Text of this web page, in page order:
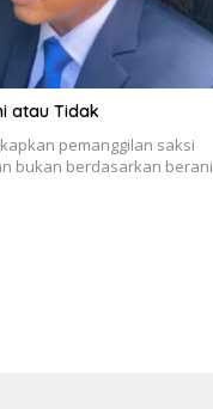
atau Tidak
pemanggilan saksi
bukan berdasarkan berani